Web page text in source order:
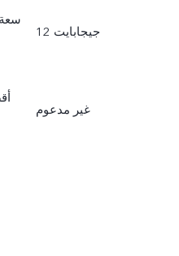
12 جيجابايت
غير مدعوم